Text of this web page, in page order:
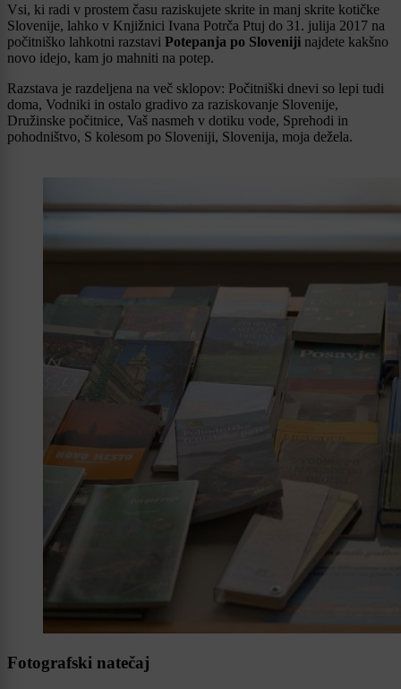
Vsi, ki radi v prostem času raziskujete skrite in manj skrite kotičke
Slovenije, lahko v Knjižnici Ivana Potrča Ptuj do 31. julija 2017 na
počitniško lahkotni razstavi Potepanja po Sloveniji najdete kakšno
novo idejo, kam jo mahniti na potep.
Razstava je razdeljena na več sklopov: Počitniški dnevi so lepi tudi
doma, Vodniki in ostalo gradivo za raziskovanje Slovenije,
Družinske počitnice, Vaš nasmeh v dotiku vode, Sprehodi in
pohodništvo, S kolesom po Sloveniji, Slovenija, moja dežela.
Fotografski natečaj